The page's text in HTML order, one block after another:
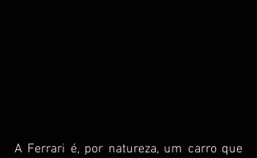
A Ferrari é, por natureza, um carro que